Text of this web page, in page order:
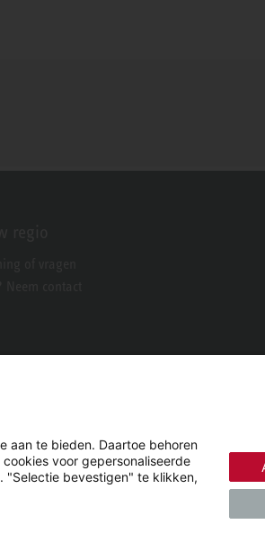
© 2026 - STIEBEL
aan te bieden. Daartoe behoren
voor gepersonaliseerde
"Selectie bevestigen" te klikken,